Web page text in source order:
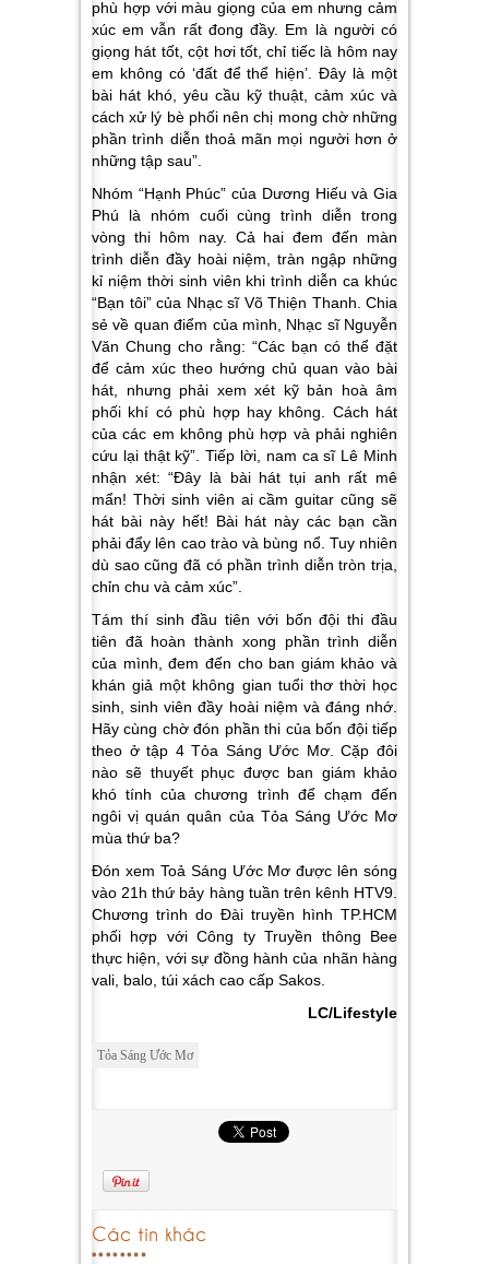
phù hợp với màu giọng của em nhưng cảm
xúc em vẫn rất đong đầy. Em là người có
giọng hát tốt, cột hơi tốt, chỉ tiếc là hôm nay
em không có ‘đất để thể hiện’. Đây là một
bài hát khó, yêu cầu kỹ thuật, cảm xúc và
cách xử lý bè phối nên chị mong chờ những
phần trình diễn thoả mãn mọi người hơn ở
những tập sau”.
Nhóm “Hạnh Phúc” của Dương Hiếu và Gia
Phú là nhóm cuối cùng trình diễn trong
vòng thi hôm nay. Cả hai đem đến màn
trình diễn đầy hoài niệm, tràn ngập những
kỉ niệm thời sinh viên khi trình diễn ca khúc
“Bạn tôi” của Nhạc sĩ Võ Thiện Thanh. Chia
sẻ về quan điểm của mình, Nhạc sĩ Nguyễn
Văn Chung cho rằng: “Các bạn có thể đặt
để cảm xúc theo hướng chủ quan vào bài
hát, nhưng phải xem xét kỹ bản hoà âm
phối khí có phù hợp hay không. Cách hát
của các em không phù hợp và phải nghiên
cứu lại thật kỹ”. Tiếp lời, nam ca sĩ Lê Minh
nhận xét: “Đây là bài hát tụi anh rất mê
mẩn! Thời sinh viên ai cầm guitar cũng sẽ
hát bài này hết! Bài hát này các bạn cần
phải đẩy lên cao trào và bùng nổ. Tuy nhiên
dù sao cũng đã có phần trình diễn tròn trịa,
chỉn chu và cảm xúc”.
Tám thí sinh đầu tiên với bốn đội thi đầu
tiên đã hoàn thành xong phần trình diễn
của mình, đem đến cho ban giám khảo và
khán giả một không gian tuổi thơ thời học
sinh, sinh viên đầy hoài niệm và đáng nhớ.
Hãy cùng chờ đón phần thi của bốn đội tiếp
theo ở tập 4 Tỏa Sáng Ước Mơ. Cặp đôi
nào sẽ thuyết phục được ban giám khảo
khó tính của chương trình để chạm đến
ngôi vị quán quân của Tỏa Sáng Ước Mơ
mùa thứ ba?
Đón xem Toả Sáng Ước Mơ được lên sóng
vào 21h thứ bảy hàng tuần trên kênh HTV9.
Chương trình do Đài truyền hình TP.HCM
phối hợp với Công ty Truyền thông Bee
thực hiện, với sự đồng hành của nhãn hàng
vali, balo, túi xách cao cấp Sakos.
LC/Lifestyle
Tỏa Sáng Ước Mơ
Các tin khác